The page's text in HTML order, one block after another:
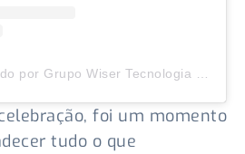
foi um momento
tudo o que